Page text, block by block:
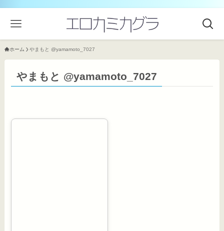
ホーム やまもと @yamamoto_7027
やまもと @yamamoto_7027